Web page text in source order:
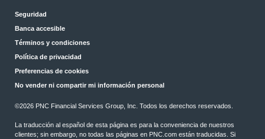
Seguridad
Banca accesible
Términos y condiciones
Política de privacidad
Preferencias de cookies
No vender ni compartir mi información personal
©2026 PNC Financial Services Group, Inc. Todos los derechos reservados.
La traducción al español de esta página es para la conveniencia de nuestros
clientes; sin embargo, no todas las páginas en PNC.com están traducidas. Si